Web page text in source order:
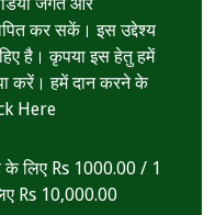
कर सकें। इस उद्देश्य
है। कृपया इस हेतु हमें
करें। हमें दान करने के
Here
के लिए Rs 1000.00 / 1
Rs 10,000.00